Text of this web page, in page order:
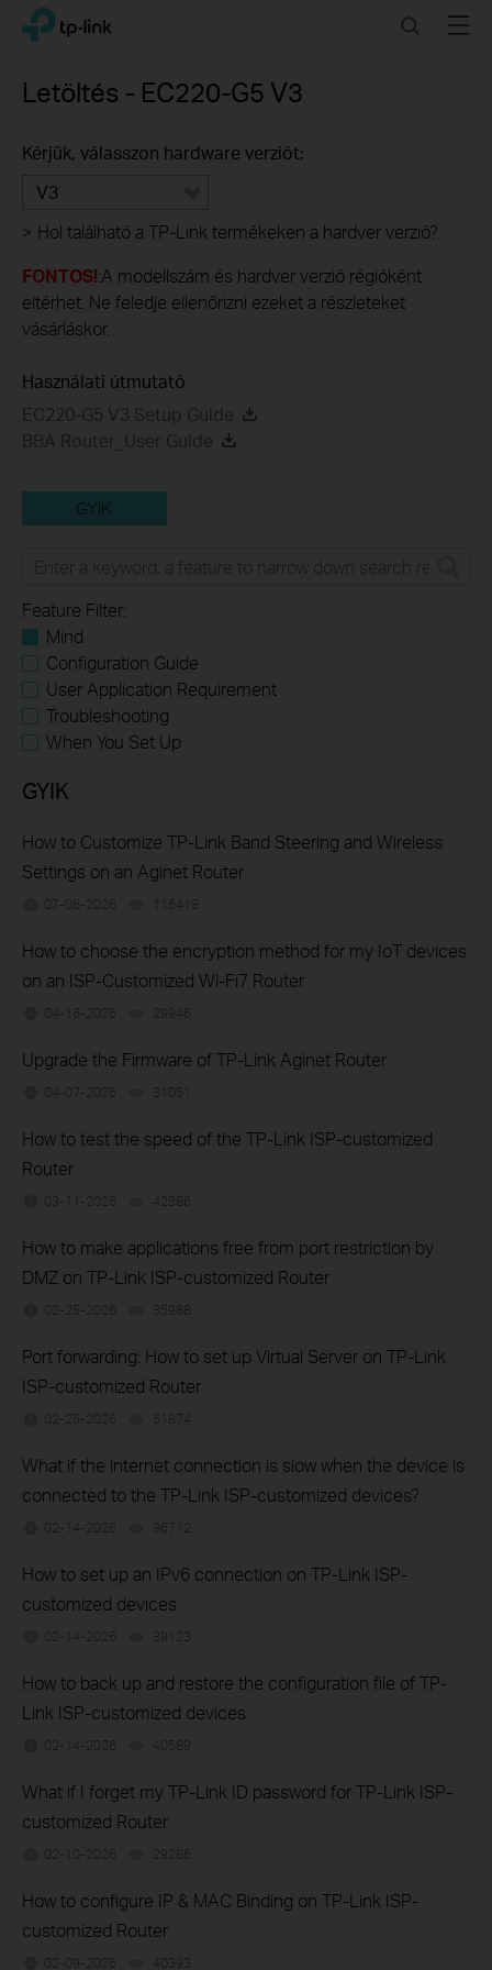
Click
navigation
TP-Link, Reliably Smart SearchMenu
Letöltés - EC220-G5 V3
Kérjük, válasszon hardware verziót:
V3
> Hol található a TP-Link termékeken a hardver verzió?
FONTOS!:A modellszám és hardver verzió régióként
eltérhet. Ne feledje ellenőrizni ezeket a részleteket
vásárláskor.
Használati útmutató
EC220-G5 V3 Setup Guide
BBA Router_User Guide
GYIK
Feature Filter:
Mind
Configuration Guide
User Application Requirement
Troubleshooting
When You Set Up
GYIK
How to Customize TP-Link Band Steering and Wireless
Settings on an Aginet Router
07-06-2026 116418
How to choose the encryption method for my IoT devices
on an ISP-Customized Wi-Fi7 Router
04-16-2026 29946
Upgrade the Firmware of TP-Link Aginet Router
04-07-2026 31051
How to test the speed of the TP-Link ISP-customized
Router
03-11-2026 42386
How to make applications free from port restriction by
DMZ on TP-Link ISP-customized Router
02-25-2026 35988
Port forwarding: How to set up Virtual Server on TP-Link
ISP-customized Router
02-25-2026 51874
What if the internet connection is slow when the device is
connected to the TP-Link ISP-customized devices?
02-14-2026 36712
How to set up an IPv6 connection on TP-Link ISP-
customized devices
02-14-2026 39123
How to back up and restore the configuration file of TP-
Link ISP-customized devices
02-14-2026 40589
What if I forget my TP-Link ID password for TP-Link ISP-
customized Router
02-10-2026 29286
How to configure IP & MAC Binding on TP-Link ISP-
customized Router
02-09-2026 40393